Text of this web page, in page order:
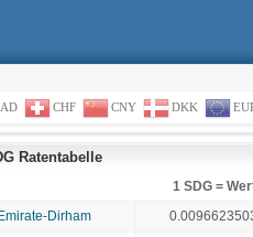
CHF CNY DKK
Ratentabelle
1 SDG =
Dirham